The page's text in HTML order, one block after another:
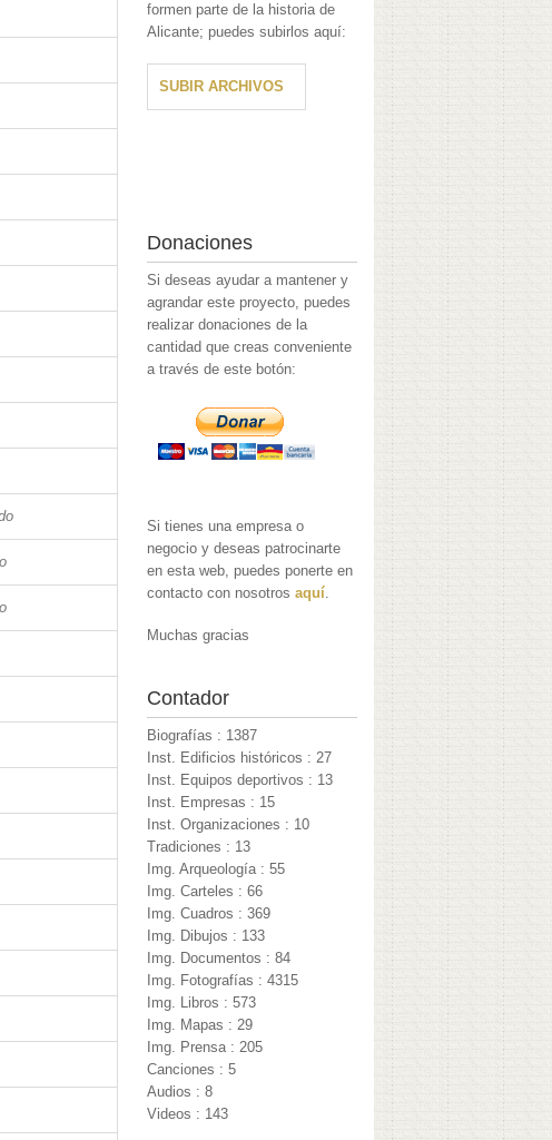
formen parte de la historia de
Alicante; puedes subirlos aquí:
SUBIR ARCHIVOS
Donaciones
Si deseas ayudar a mantener y
agrandar este proyecto, puedes
realizar donaciones de la
cantidad que creas conveniente
a través de este botón:
Si tienes una empresa o
negocio y deseas patrocinarte
en esta web, puedes ponerte en
contacto con nosotrosaquí.
Muchas gracias
Contador
Biografías : 1387
Inst. Edificios históricos : 27
Inst. Equipos deportivos : 13
Inst. Empresas : 15
Inst. Organizaciones : 10
Tradiciones : 13
Img. Arqueología : 55
Img. Carteles : 66
Img. Cuadros : 369
Img. Dibujos : 133
Img. Documentos : 84
Img. Fotografías : 4315
Img. Libros : 573
Img. Mapas : 29
Img. Prensa : 205
Canciones : 5
Audios : 8
Videos : 143